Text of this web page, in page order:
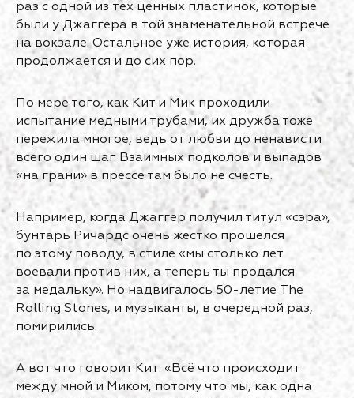
раз с одной из тех ценных пластинок, которые
были у Джаггера в той знаменательной встрече
на вокзале. Остальное уже история, которая
продолжается и до сих пор.
По мере того, как Кит и Мик проходили
испытание медными трубами, их дружба тоже
пережила многое, ведь от любви до ненависти
всего один шаг. Взаимных подколов и выпадов
«на грани» в прессе там было не счесть.
Например, когда Джаггер получил титул «сэра»,
бунтарь Ричардс очень жестко прошёлся
по этому поводу, в стиле «мы столько лет
воевали против них, а теперь ты продался
за медальку». Но надвигалось 50-летие The
Rolling Stones, и музыканты, в очередной раз,
помирились.
А вот что говорит Кит: «Всё что происходит
между мной и Миком, потому что мы, как одна